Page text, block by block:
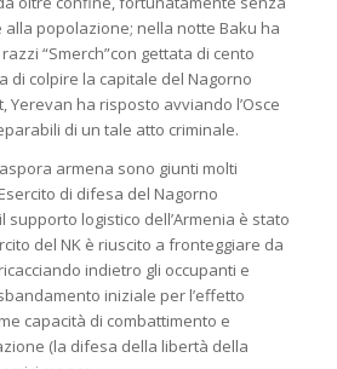
popolazione; nella notte Baku ha
“Smerch”con gettata di cento
di colpire la capitale del Nagorno
Yerevan ha risposto avviando l’Osce
di un tale atto criminale.
armena sono giunti molti
di difesa del Nagorno
supporto logistico dell’Armenia è stato
del NK è riuscito a fronteggiare da
indietro gli occupanti e
iniziale per l’effetto
capacità di combattimento e
(la difesa della libertà della